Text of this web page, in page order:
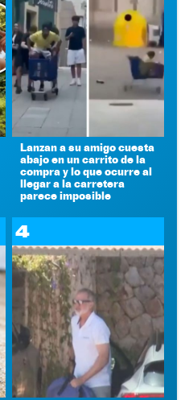
Lanzan a su amigo cuesta
abajo en un carrito de la
compra y lo que ocurre al
llegar a la carretera
parece imposible
4